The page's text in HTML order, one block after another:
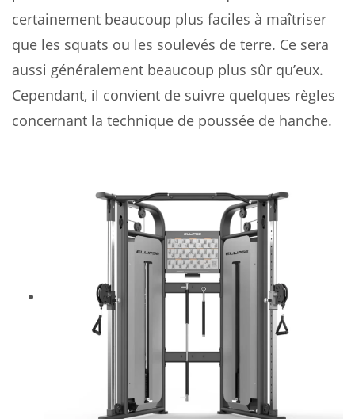
certainement beaucoup plus faciles à maîtriser
que les squats ou les soulevés de terre. Ce sera
aussi généralement beaucoup plus sûr qu’eux.
Cependant, il convient de suivre quelques règles
concernant la technique de poussée de hanche.